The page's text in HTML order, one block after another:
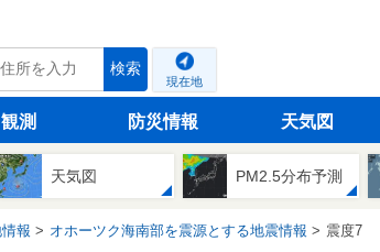
検索
現在地
観測 防災情報 天気図
天気図 PM2.5分布予測
報 オホーツク海南部を震源とする地震情報 震度7